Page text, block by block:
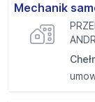
Mechanik